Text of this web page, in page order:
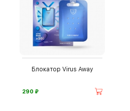
Блокатор Virus Away
290 ⃏